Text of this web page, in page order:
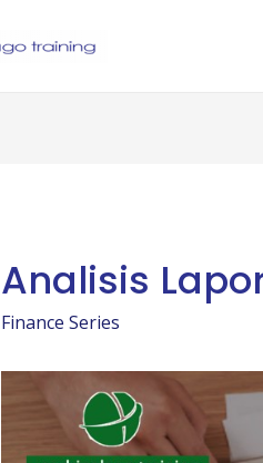
Analisis
Finance Series